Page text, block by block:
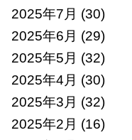
2025年7月 (30)
2025年6月 (29)
2025年5月 (32)
2025年4月 (30)
2025年3月 (32)
2025年2月 (16)